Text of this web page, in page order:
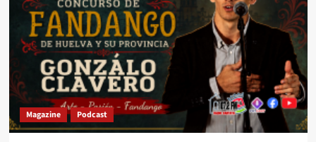
Magazine Podcast